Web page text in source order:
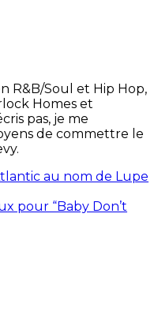
R&B/Soul et Hip Hop,
Homes et
pas, je me
de commettre le
au nom de Lupe
pour “Baby Don’t